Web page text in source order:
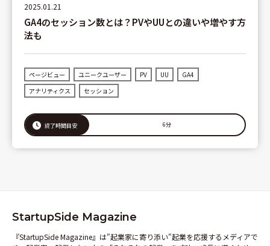
2025.01.21
GA4のセッション数とは？PVやUUとの違いや増やす方
法も
ページビュー ユニークユーザー PV UU
GA4
アナリティクス
セッション
読了時間目安 6分
StartupSide Magazine
『StartupSide Magazine』は"起業家に寄り添い"起業を応援するメディアで